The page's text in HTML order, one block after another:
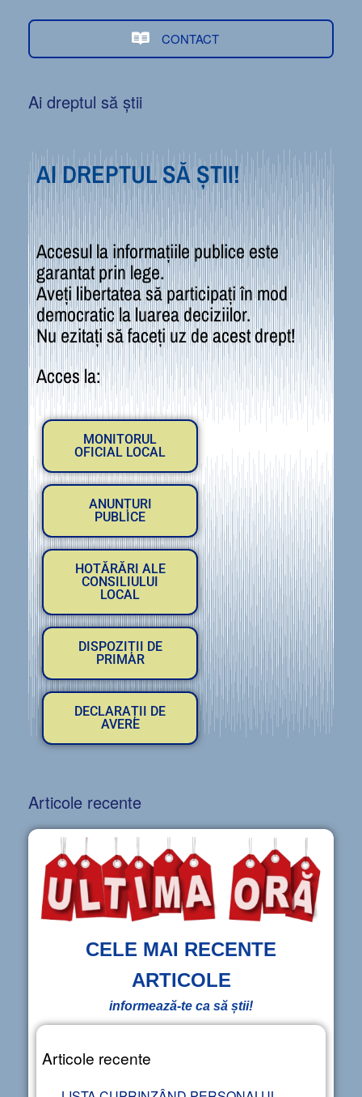
CONTACT
Ai dreptul să știi
AI DREPTUL SĂ ȘTII!
Accesul la informațiile publice este
garantat prin lege.
Aveți libertatea să participați în mod
democratic la luarea deciziilor.
Nu ezitați să faceți uz de acest drept!
Acces la:
MONITORUL
OFICIAL LOCAL
ANUNȚURI
PUBLICE
HOTĂRĂRI ALE
CONSILIULUI
LOCAL
DISPOZIȚII DE
PRIMAR
DECLARAȚII DE
AVERE
Articole recente
CELE MAI RECENTE
ARTICOLE
informează-te ca să știi!
Articole recente